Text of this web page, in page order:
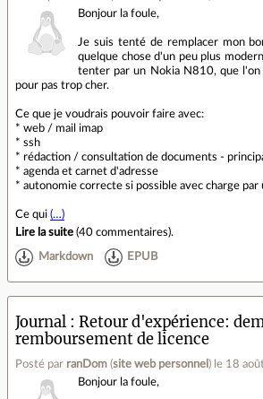
Bonjour la foule,
Je suis tenté de remplacer mon
quelque chose d'un peu plus
tenter par un Nokia N810, que
pour pas trop cher.
Ce que je voudrais pouvoir faire avec:
* web / mail imap
* ssh
* rédaction / consultation de documents -
* agenda et carnet d'adresse
* autonomie correcte si possible avec charge par
Ce qui (…)
Lire la suite (40 commentaires).
Markdown EPUB
Journal
Retour d'expérience:
remboursement de licence
Posté par ranDom (site web personnel ) le 18
Bonjour la foule,